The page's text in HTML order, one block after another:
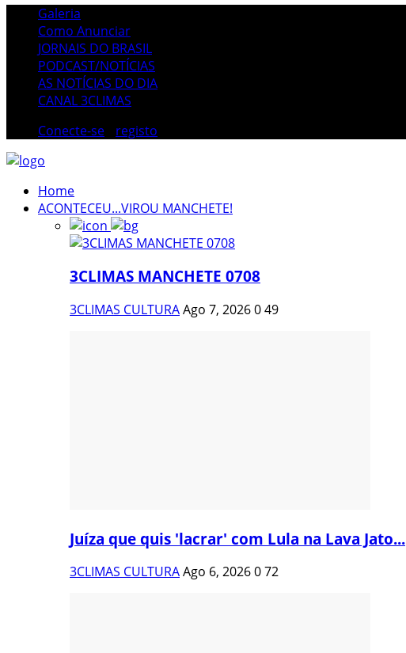
Galeria
Como Anunciar
JORNAIS DO BRASIL
PODCAST/NOTÍCIAS
AS NOTÍCIAS DO DIA
CANAL 3CLIMAS
Conecte-se
registo
Home
ACONTECEU...VIROU MANCHETE!
3CLIMAS MANCHETE 0708
3CLIMAS CULTURAAgo 7, 2026049
Juíza que quis 'lacrar' com Lula na Lava Jato...
3CLIMAS CULTURAAgo 6, 2026072